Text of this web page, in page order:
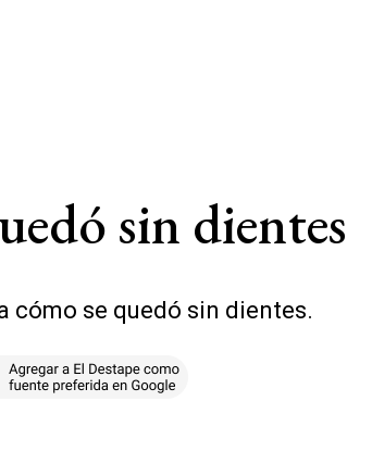
sin dientes
cómo se quedó sin dientes.